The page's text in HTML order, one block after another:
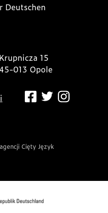
Deutschen
Krupnicza 15
013 Opole
Cięty Język